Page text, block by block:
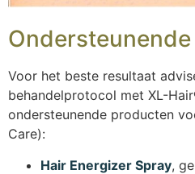
Voor het beste resultaat
behandelprotocol met XL-
ondersteunende producten
Care):
Hair Energizer Spray,